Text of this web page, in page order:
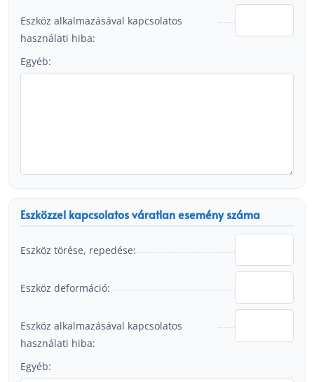
Eszköz alkalmazásával kapcsolatos
használati hiba:
Egyéb:
Eszközzel kapcsolatos váratlan esemény száma
Eszköz törése, repedése:
Eszköz deformáció:
Eszköz alkalmazásával kapcsolatos
használati hiba:
Egyéb: